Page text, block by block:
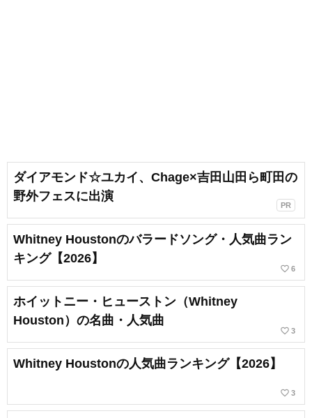
ダイアモンド☆ユカイ、Chage×吉田山田ら町田の
野外フェスに出演
PR
Whitney Houstonのバラードソング・人気曲ラン
キング【2026】
favorite_border 6
ホイットニー・ヒューストン（Whitney
Houston）の名曲・人気曲
favorite_border 3
Whitney Houstonの人気曲ランキング【2026】
favorite_border 3